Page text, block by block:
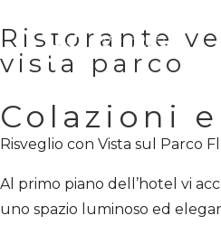
Ristorante
vista parco
Colazioni
Risveglio con Vista sul Parco
Al primo piano dell’hotel vi
uno spazio luminoso ed